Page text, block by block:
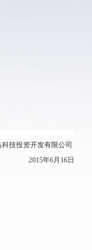
资开发有限公司
2015年6月 16 日